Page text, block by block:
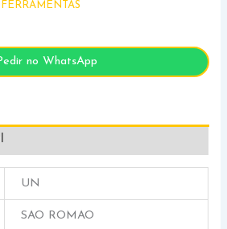
FERRAMENTAS
no WhatsApp
UN
SAO ROMAO